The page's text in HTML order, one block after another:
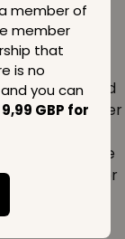
member of
member
that
is no
you can
GBP for
aktuelle
og
af samfund
til debatter
i denne
og viden, der